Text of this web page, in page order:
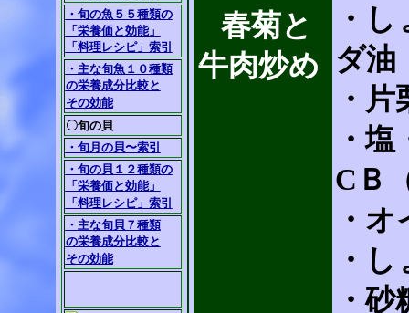
・旬の魚５５種類の
「栄養価と効能」
「料理レシピ」索引
・主な旬魚１０種類
の栄養成分比較と
その効能
〇旬の貝
・旬月の貝〜索引
・旬の貝１２種類の
「栄養価と効能」
「料理レシピ」索引
・主な旬貝７種類
の栄養成分比較と
その効能
春菊と
牛肉炒め
・
ダ油
・
・
CＢ
・
・
・